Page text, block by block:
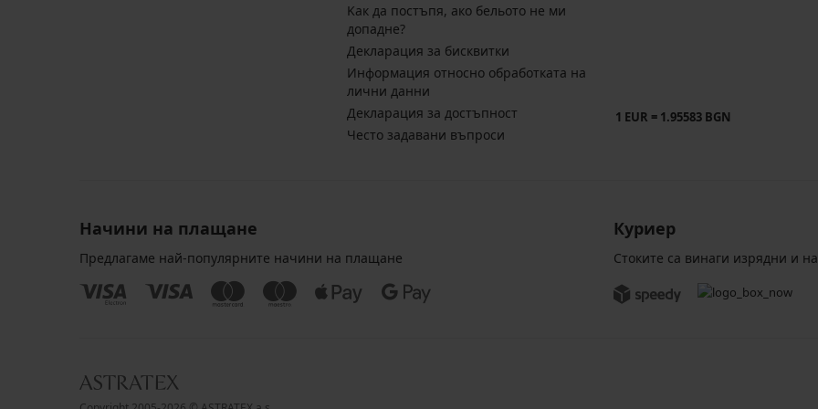
Kак да постъпя, ако бельото не ми
допадне?
Декларация за бисквитки
Информация относно обработката на
лични данни
Декларация за достъпност
Често задавани въпроси
1 EUR = 1.95583 BGN
Начини на плащане
Предлагаме най-популярните начини на плащане
Куриер
Стоките са винаги изрядни и